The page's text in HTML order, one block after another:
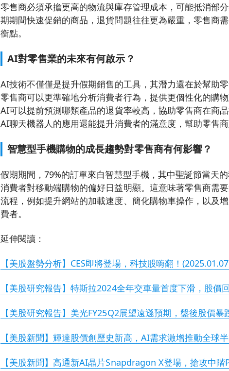
零售商必須承擔更高的物流與庫存管理成本，可能抵消部
期期間快速促銷的商品，退貨問題往往更為嚴重，零售商
衡點。
AI對零售業的未來有何啟示？
AI技術不僅僅是提升假期銷售的工具，其潛力還在於幫助
零售商可以更準確地分析消費者行為，提供更個性化的購
AI可以提前預測哪類產品的退貨率較高，協助零售商在商
AI聊天機器人的應用還能提升消費者的滿意度，幫助零售商
智慧型手機購物的成長趨勢對零售商有何影響？
假期期間，79%的訂單來自智慧型手機，其中聖誕節當天
消費者對移動端購物的偏好日益明顯。這意味著零售商需
流程，例如提升網站的加載速度、簡化購物車操作，以及
費者。
延伸閱讀：
【美股盤勢分析】CES即將登場，科技股嗨翻！
【美股研究報告】特斯拉2024全年交車量首度下滑，股價
【美股研究報告】美光FY25Q2展望遠遜預期，盤後股價
【美股新聞】輝達股價創歷史新高，AI需求激增推動全球
【美股新聞】高通新AI晶片Snapdragon X登場，搶攻中階